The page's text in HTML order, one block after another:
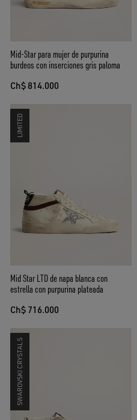
Mid-Star para mujer de purpurina
burdeos con inserciones gris paloma
Ch$ 814.000
LIMITED
Mid Star LTD de napa blanca con
estrella con purpurina plateada
Ch$ 716.000
SWAROVSKI CRYSTALS